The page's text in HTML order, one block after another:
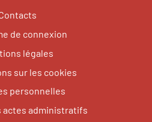
de connexion
légales
sur les cookies
personnelles
actes administratifs